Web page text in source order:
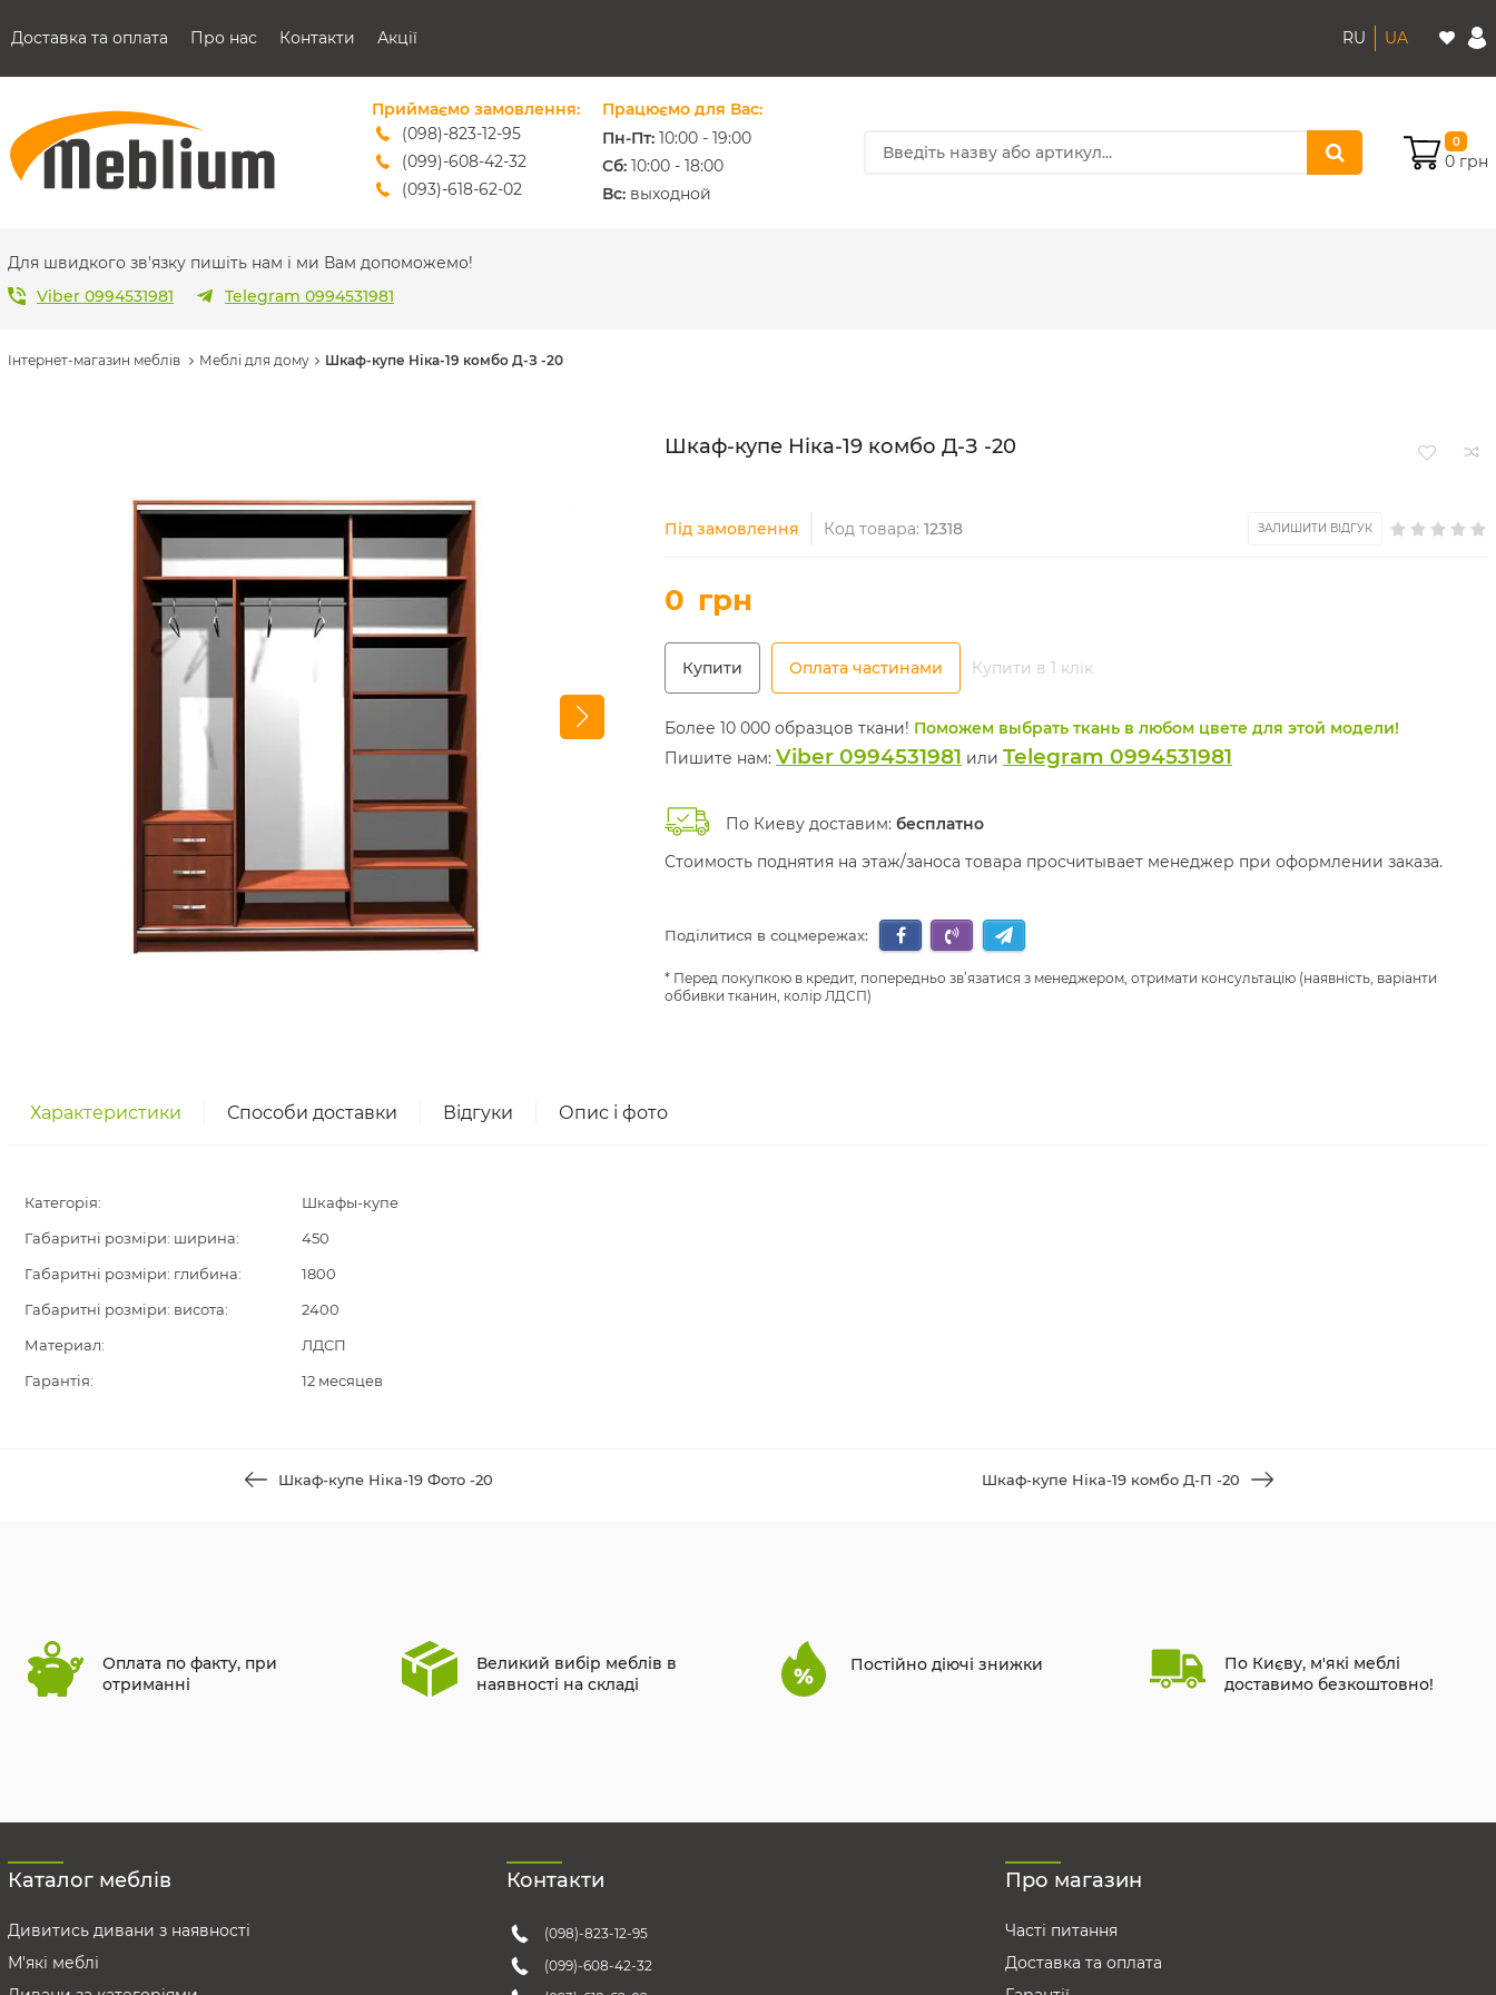
Доставка та оплата Про нас Контакти Акції RU UA
Приймаємо замовлення:
(098)-823-12-95
(099)-608-42-32
(093)-618-62-02
sales@meblium.com.ua
Працюємо для Вас:
Пн-Пт: 10:00 - 19:00
Cб: 10:00 - 18:00
Вс: выходной
0
0 грн
Для швидкого зв'язку пишіть нам і ми Вам допоможемо!
Viber 0994531981
Telegram 0994531981
Інтернет-магазин меблів Меблі для дому Шкаф-купе Ніка-19 комбо Д-З -20
Шкаф-купе Ніка-19 комбо Д-З -20
Під замовлення Код товара: 12318 ЗАЛИШИТИ ВІДГУК
0 грн
Купити Оплата частинами Купити в 1 клік
Более 10 000 образцов ткани! Поможем выбрать ткань в любом цвете для этой модели!
Пишите нам: Viber 0994531981 или Telegram 0994531981
По Киеву доставим: бесплатно
Стоимость поднятия на этаж/заноса товара просчитывает менеджер при оформлении заказа.
Поділитися в соцмережах:
Перед покупкою в кредит, попередньо зв’язатися з менеджером, отримати консультацію (наявність, варіанти
оббивки тканин, колір ЛДСП)
Характеристики Способи доставки Відгуки Опис і фото
Категорія:
Шкафы-купе
Габаритні розміри: ширина:
450
Габаритні розміри: глибина:
1800
Габаритні розміри: висота:
2400
Материал:
ЛДСП
Гарантія:
12 месяцев
Шкаф-купе Ніка-19 Фото -20 Шкаф-купе Ніка-19 комбо Д-П -20
Оплата по факту, при
отриманні
Великий вибір меблів в
наявності на складі
Постійно діючі знижки
По Києву, м'які меблі
доставимо безкоштовно!
Каталог меблів
Дивитись дивани з наявності
М'які меблі
Контакти
(098)-823-12-95
(099)-608-42-32
Про магазин
Часті питання
Доставка та оплата